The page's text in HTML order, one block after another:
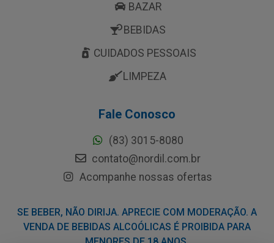
BAZAR
BEBIDAS
CUIDADOS PESSOAIS
LIMPEZA
Fale Conosco
(83) 3015-8080
contato@nordil.com.br
Acompanhe nossas ofertas
SE BEBER, NÃO DIRIJA. APRECIE COM MODERAÇÃO. A
VENDA DE BEBIDAS ALCOÓLICAS É PROIBIDA PARA